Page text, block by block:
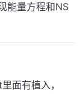
能量方程和NS
面有植入，